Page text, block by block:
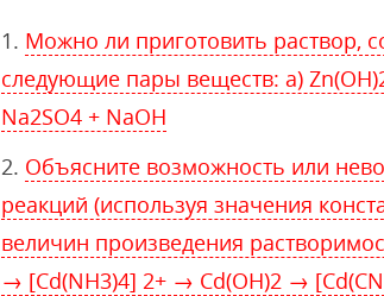
Можно ли приготовить раствор,
следующие пары веществ: a)
Na2SO4 + NaOH
Объясните возможность или
реакций (используя значения
величин произведения
→ [Cd(NH3)4] 2+ → Cd(OH)2 →